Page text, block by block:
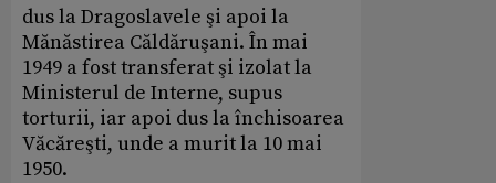
dus la Dragoslavele şi apoi la
Mănăstirea Căldăruşani. În mai
1949 a fost transferat şi izolat la
Ministerul de Interne, supus
torturii, iar apoi dus la închisoarea
Văcăreşti, unde a murit la 10 mai
1950.